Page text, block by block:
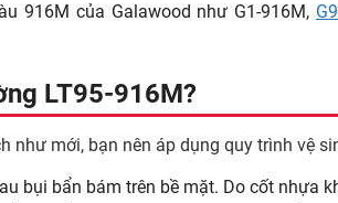
916M của Galawood như G1-916M,
LT95-916M?
mới, bạn nên áp dụng quy trình vệ
bụi bẩn bám trên bề mặt. Do cốt nhựa